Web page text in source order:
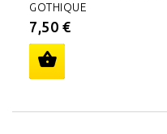
GOTHIQUE
7,50 €